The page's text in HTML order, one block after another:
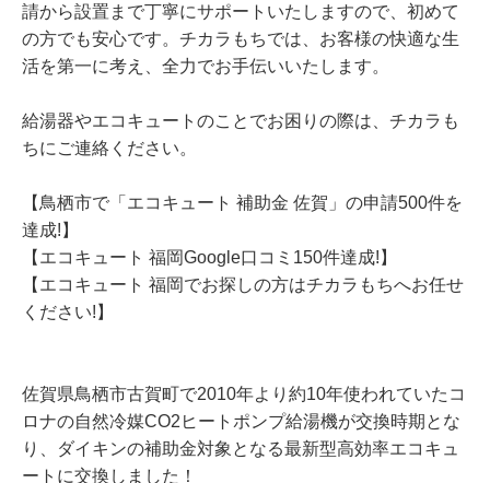
請から設置まで丁寧にサポートいたしますので、初めて
の方でも安心です。チカラもちでは、お客様の快適な生
活を第一に考え、全力でお手伝いいたします。
給湯器やエコキュートのことでお困りの際は、チカラも
ちにご連絡ください。
【鳥栖市で「エコキュート 補助金 佐賀」の申請500件を
達成!】
【エコキュート 福岡Google口コミ150件達成!】
【エコキュート 福岡でお探しの方はチカラもちへお任せ
ください!】
佐賀県鳥栖市古賀町で2010年より約10年使われていたコ
ロナの自然冷媒CO2ヒートポンプ給湯機が交換時期とな
り、ダイキンの補助金対象となる最新型高効率エコキュ
ートに交換しました！